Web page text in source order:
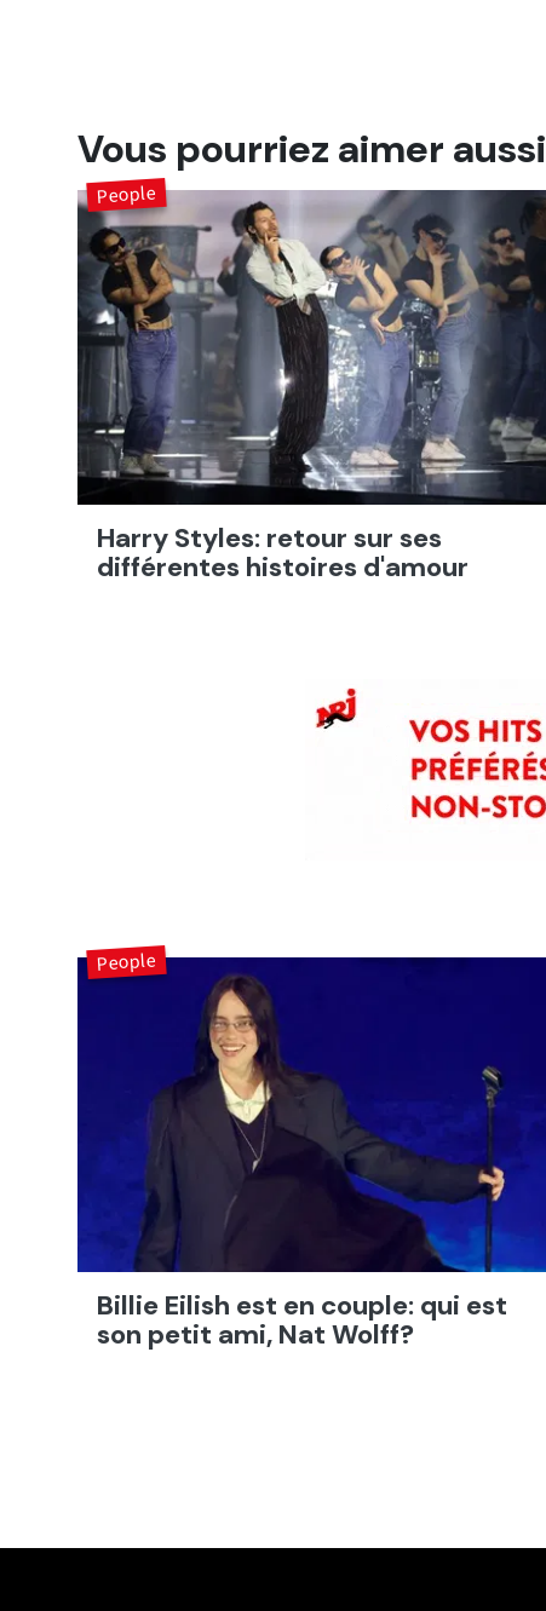
Vous pourriez aimer aussi
Harry Styles: retour sur ses
différentes histoires d'amour
People
Billie Eilish est en couple: qui est
son petit ami, Nat Wolff?
People